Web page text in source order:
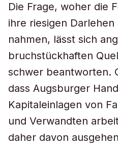
Die Frage, woher die
ihre riesigen
nahmen, lässt sich
bruchstückhaften
schwer beantworten.
dass Augsburger
Kapitaleinlagen von
und Verwandten
daher davon